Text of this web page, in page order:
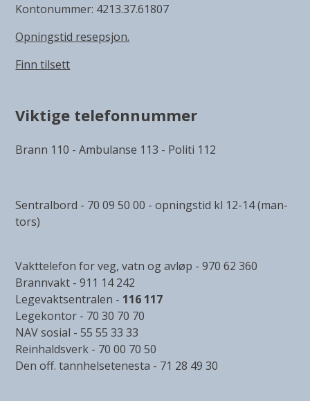
Kontonummer: 4213.37.61807
Opningstid resepsjon.
Finn tilsett
Viktige telefonnummer
Brann 110 - Ambulanse 113 - Politi 112
Sentralbord - 70 09 50 00 - opningstid kl 12-14 (man-
tors)
Vakttelefon for veg, vatn og avløp - 970 62 360
Brannvakt - 911 14 242
Legevaktsentralen - 116 117
Legekontor - 70 30 70 70
NAV sosial - 55 55 33 33
Reinhaldsverk - 70 00 70 50
Den off. tannhelsetenesta - 71 28 49 30